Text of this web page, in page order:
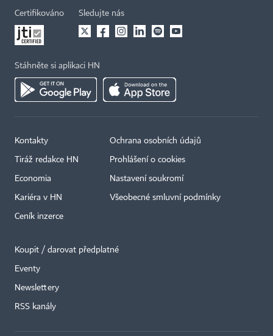
Certifikováno Sledujte nás
Stáhněte si aplikaci HN
Kontakty
Tiráž redakce HN
Economia
Kariéra v HN
Ceník inzerce
Ochrana osobních údajů
Prohlášení o cookies
Nastavení soukromí
Všeobecné smluvní podmínky
Koupit / darovat předplatné
Eventy
Newslettery
RSS kanály